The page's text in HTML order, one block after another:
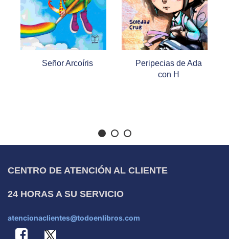
Peripecias de Ada
Colección
Cachivache 4.
CENTRO DE ATENCIÓN AL CLIENTE
24 HORAS A SU SERVICIO
atencionaclientes@todoenlibros.com